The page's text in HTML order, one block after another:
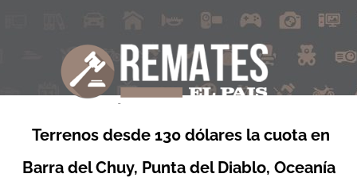
Terrenos desde 130 dólares la cuota en
Barra del Chuy, Punta del Diablo, Oceanía